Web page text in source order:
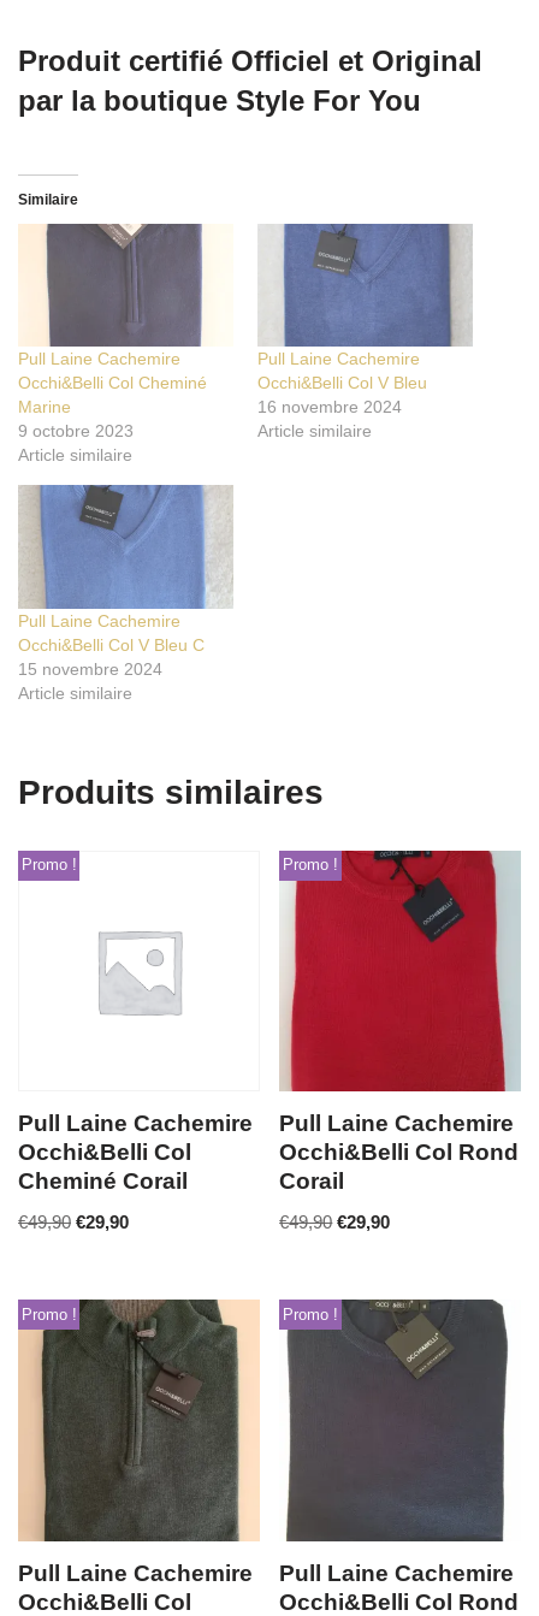
Produit certifié Officiel et Original
par la boutique Style For You
Similaire
Pull Laine Cachemire
Occhi&Belli Col Cheminé
Marine
9 octobre 2023
Article similaire
Pull Laine Cachemire
Occhi&Belli Col V Bleu
16 novembre 2024
Article similaire
Pull Laine Cachemire
Occhi&Belli Col V Bleu C
15 novembre 2024
Article similaire
Produits similaires
Promo !
Pull Laine Cachemire
Occhi&Belli Col
Cheminé Corail
€49,90 €29,90
Promo !
Pull Laine Cachemire
Occhi&Belli Col Rond
Corail
€49,90 €29,90
Promo !
Pull Laine Cachemire
Occhi&Belli Col
Promo !
Pull Laine Cachemire
Occhi&Belli Col Rond